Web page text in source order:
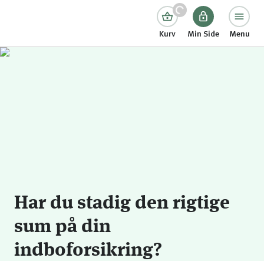
Kurv Min Side Menu
Har du stadig den rigtige
sum på din
indboforsikring?